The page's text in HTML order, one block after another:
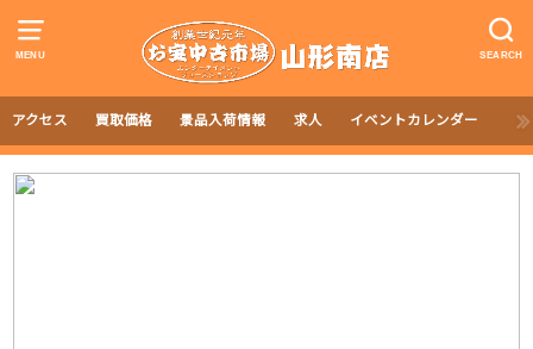
MENU SEARCH
アクセス 買取価格 景品入荷情報 求人 イベントカレンダー